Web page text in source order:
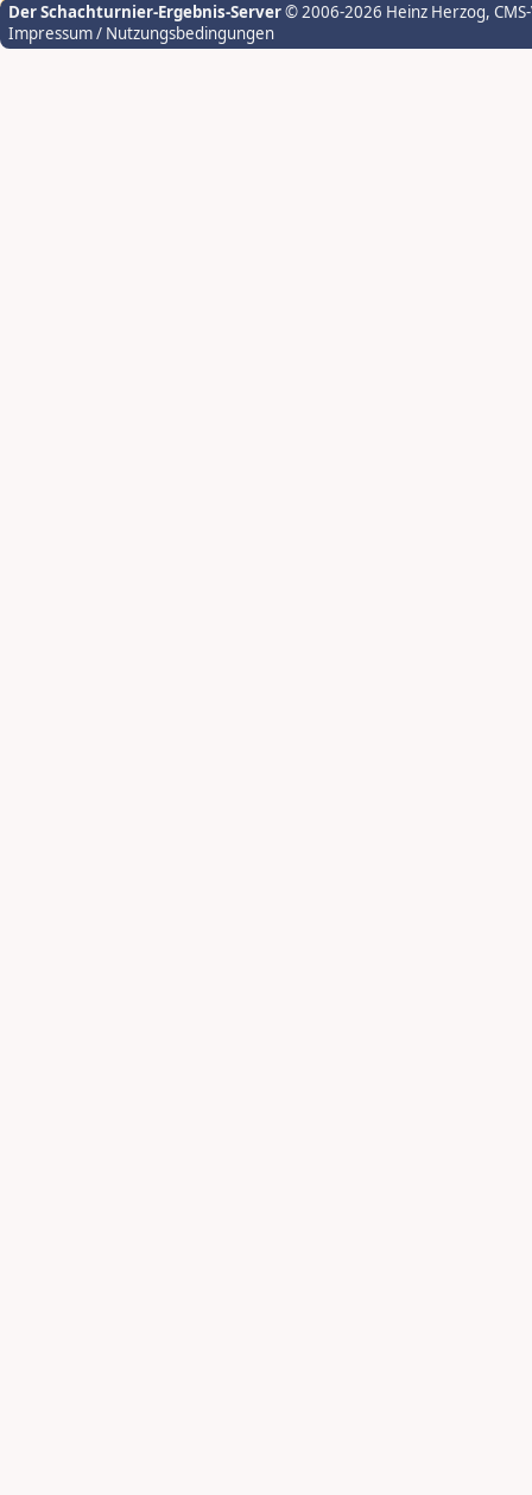
Der Schachturnier-Ergebnis-Server© 2006-2026 Heinz Herzog,
Impressum / Nutzungsbedingungen